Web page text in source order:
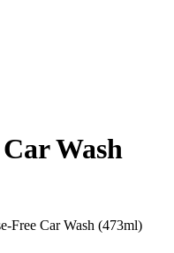
Wash
Free Car Wash (473ml)